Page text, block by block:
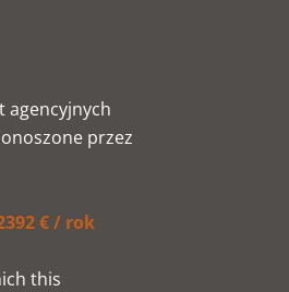
agencyjnych
przez
€ / rok
this